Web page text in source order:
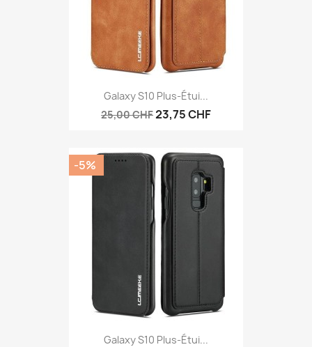
Galaxy S10 Plus-Étui...
25,00 CHF23,75 CHF
Galaxy S10 Plus-Étui...
-5%